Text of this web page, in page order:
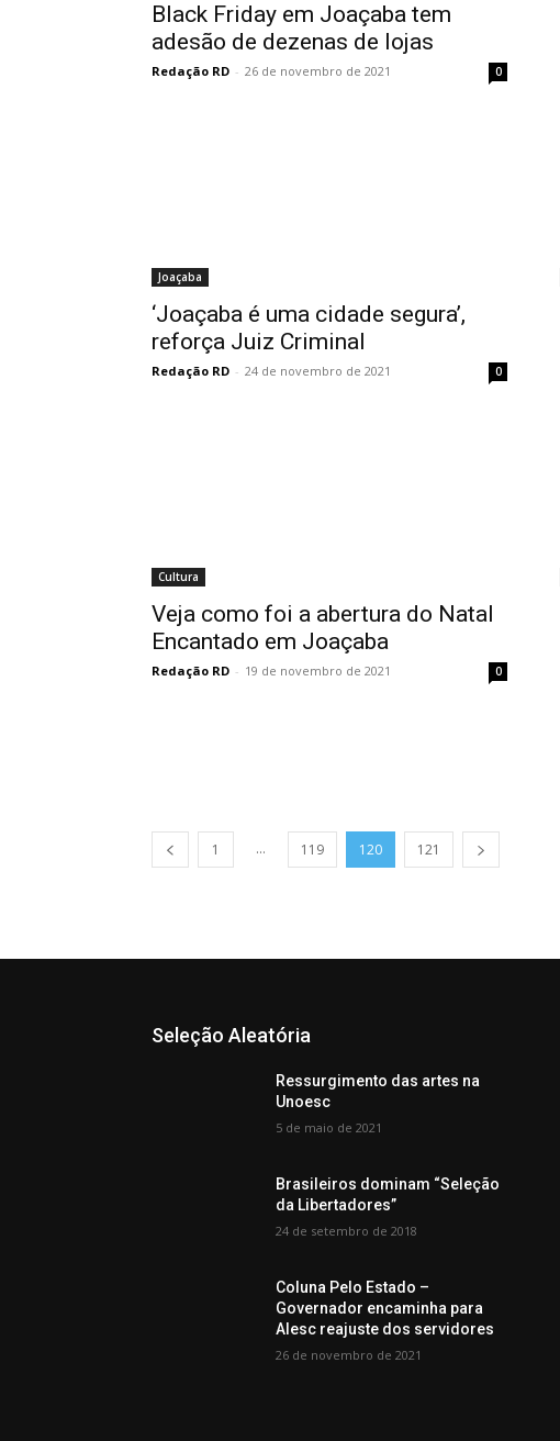
Black Friday em Joaçaba tem
adesão de dezenas de lojas
Redação RD - 26 de novembro de 2021 0
Joaçaba
‘Joaçaba é uma cidade segura’,
reforça Juiz Criminal
Redação RD - 24 de novembro de 2021 0
Cultura
Veja como foi a abertura do Natal
Encantado em Joaçaba
Redação RD - 19 de novembro de 2021 0
1 ... 119 120 121
Seleção Aleatória
Ressurgimento das artes na
Unoesc
5 de maio de 2021
Brasileiros dominam “Seleção
da Libertadores”
24 de setembro de 2018
Coluna Pelo Estado –
Governador encaminha para
Alesc reajuste dos servidores
26 de novembro de 2021